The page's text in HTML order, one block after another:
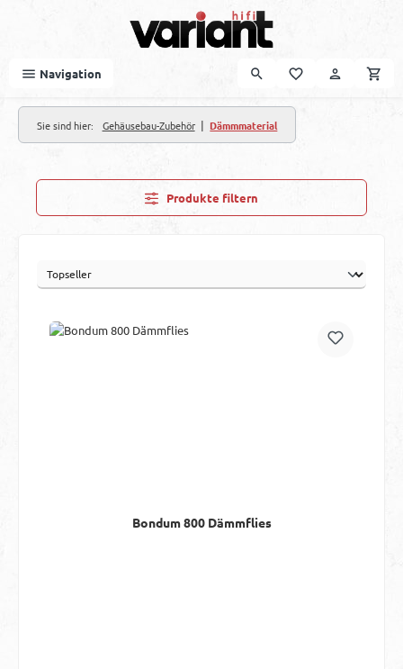
Navigation
Sie sind hier: Gehäusebau-Zubehör | Dämmmaterial
Produkte filtern
Bondum 800 Dämmflies